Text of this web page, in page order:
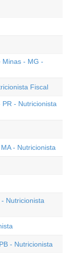
Minas - MG -
Fiscal
- Nutricionista
- Nutricionista
Nutricionista
- Nutricionista